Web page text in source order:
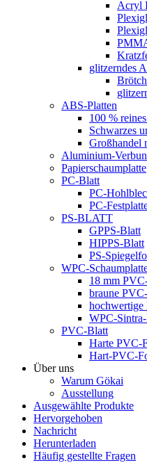
Acryl
glitzerndes
ABS-Platten
100 %
Schwarzes
Großhandel
Aluminium-
Papierschaumplatte
PC-Blatt
PC-
PC-
PS-BLATT
GPPS-Blatt
HIPPS-Blatt
PS-
WPC-
18 mm
braune
hochwertige
WPC-
PVC-Blatt
Harte PVC-
Hart-PVC-
Über uns
Warum Gökai
Ausstellung
Ausgewählte Produkte
Hervorgehoben
Nachricht
Herunterladen
Häufig gestellte Fragen